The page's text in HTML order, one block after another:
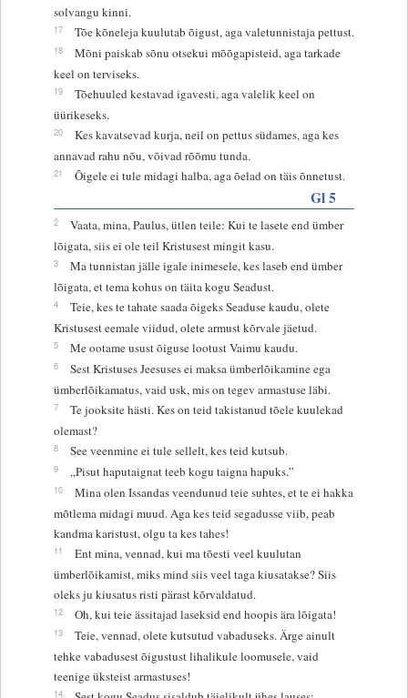
solvangu kinni.
17 Tõe kõneleja kuulutab õigust, aga valetunnistaja pettust.
18
Mõni paiskab sõnu otsekui mõõgapisteid, aga tarkade
keel on terviseks.
19
Tõehuuled kestavad igavesti, aga valelik keel on
üürikeseks.
20
Kes kavatsevad kurja, neil on pettus südames, aga kes
annavad rahu nõu, võivad rõõmu tunda.
21 Õigele ei tule midagi halba, aga õelad on täis õnnetust.
Gl 5
2
Vaata, mina, Paulus, ütlen teile: Kui te lasete end ümber
lõigata, siis ei ole teil Kristusest mingit kasu.
3
Ma tunnistan jälle igale inimesele, kes laseb end ümber
lõigata, et tema kohus on täita kogu Seadust.
4
Teie, kes te tahate saada õigeks Seaduse kaudu, olete
Kristusest eemale viidud, olete armust kõrvale jäetud.
5 Me ootame usust õiguse lootust Vaimu kaudu.
6
Sest Kristuses Jeesuses ei maksa ümberlõikamine ega
ümberlõikamatus, vaid usk, mis on tegev armastuse läbi.
7
Te jooksite hästi. Kes on teid takistanud tõele kuulekad
olemast?
8 See veenmine ei tule sellelt, kes teid kutsub.
9 „Pisut haputaignat teeb kogu taigna hapuks.”
10
Mina olen Issandas veendunud teie suhtes, et te ei hakka
mõtlema midagi muud. Aga kes teid segadusse viib, peab
kandma karistust, olgu ta kes tahes!
11
Ent mina, vennad, kui ma tõesti veel kuulutan
ümberlõikamist, miks mind siis veel taga kiusatakse? Siis
oleks ju kiusatus risti pärast kõrvaldatud.
12 Oh, kui teie ässitajad laseksid end hoopis ära lõigata!
13
Teie, vennad, olete kutsutud vabaduseks. Ärge ainult
tehke vabadusest õigustust lihalikule loomusele, vaid
teenige üksteist armastuses!
14